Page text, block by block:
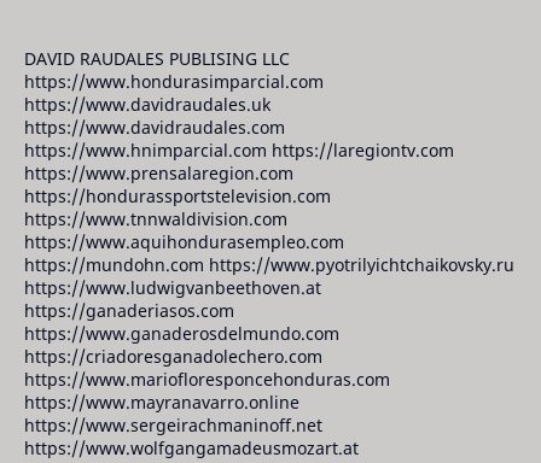
DAVID RAUDALES PUBLISING LLC
https://www.hondurasimparcial.com
https://www.davidraudales.uk
https://www.davidraudales.com
https://www.hnimparcial.com https://laregiontv.com
https://www.prensalaregion.com
https://hondurassportstelevision.com
https://www.tnnwaldivision.com
https://www.aquihondurasempleo.com
https://mundohn.com https://www.pyotrilyichtchaikovsky.ru
https://www.ludwigvanbeethoven.at
https://ganaderiasos.com
https://www.ganaderosdelmundo.com
https://criadoresganadolechero.com
https://www.mariofloresponcehonduras.com
https://www.mayranavarro.online
https://www.sergeirachmaninoff.net
https://www.wolfgangamadeusmozart.at